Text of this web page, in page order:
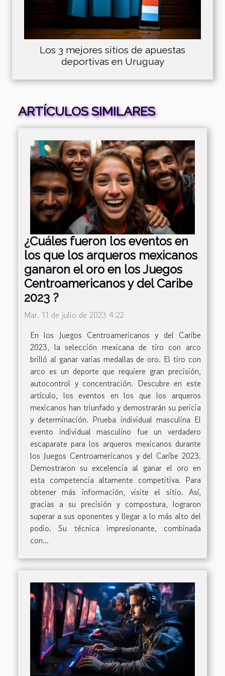
Los 3 mejores sitios de apuestas
deportivas en Uruguay
ARTÍCULOS SIMILARES
¿Cuáles fueron los eventos en
los que los arqueros mexicanos
ganaron el oro en los Juegos
Centroamericanos y del Caribe
2023 ?
Mar. 11 de julio de 2023 4:22
En los Juegos Centroamericanos y del Caribe
2023, la selección mexicana de tiro con arco
brilló al ganar varias medallas de oro. El tiro con
arco es un deporte que requiere gran precisión,
autocontrol y concentración. Descubre en este
artículo, los eventos en los que los arqueros
mexicanos han triunfado y demostrarán su pericia
y determinación. Prueba individual masculina El
evento individual masculino fue un verdadero
escaparate para los arqueros mexicanos durante
los Juegos Centroamericanos y del Caribe 2023.
Demostraron su excelencia al ganar el oro en
esta competencia altamente competitiva. Para
obtener más información, visite el sitio. Así,
gracias a su precisión y compostura, lograron
superar a sus oponentes y llegar a lo más alto del
podio. Su técnica impresionante, combinada
con...